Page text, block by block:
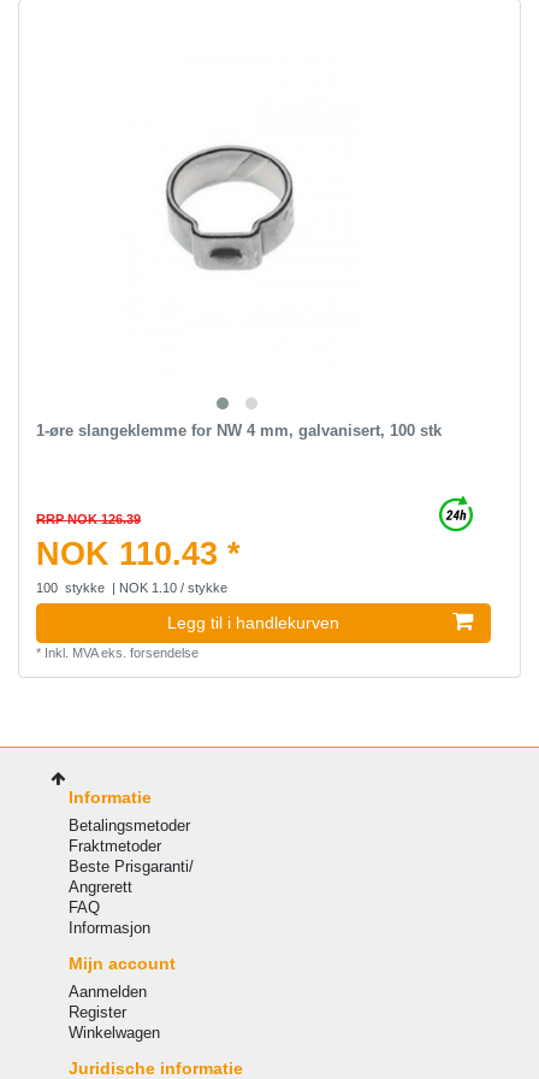
1-øre slangeklemme for NW 4 mm, galvanisert, 100 stk
RRP NOK 126.39
NOK 110.43 *
100 stykke | NOK 1.10 / stykke
Legg til i handlekurven
* Inkl. MVAeks. forsendelse
Informatie
Betalingsmetoder
Fraktmetoder
Beste Prisgaranti/
Angrerett
FAQ
Informasjon
Mijn account
Aanmelden
Register
Winkelwagen
Juridische informatie